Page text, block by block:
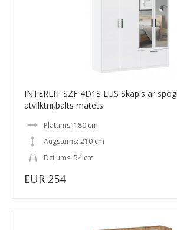
INTERLIT SZF 4D1S LUS Skapis ar
atvilktni,balts matēts
Platums: 180 cm
Augstums: 210 cm
Dziļums: 54 cm
EUR 254